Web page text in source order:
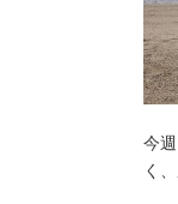
今
く